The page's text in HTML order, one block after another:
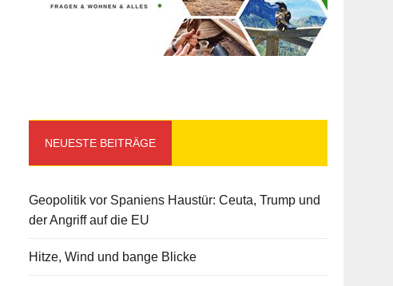
NEUESTE BEITRÄGE
Geopolitik vor Spaniens Haustür: Ceuta, Trump und
der Angriff auf die EU
Hitze, Wind und bange Blicke